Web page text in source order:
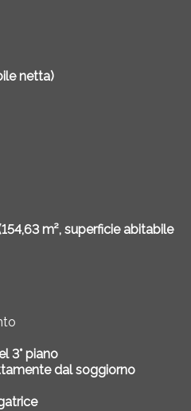
netta)
m², superficie abitabile
3° piano
dal soggiorno